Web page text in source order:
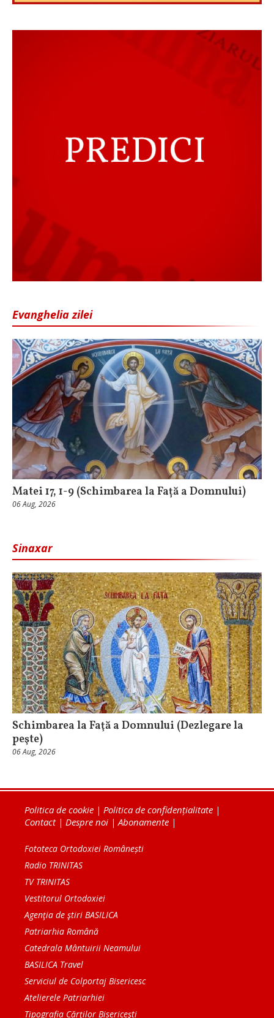
Evanghelia zilei
Matei 17, 1-9 (Schimbarea la Față a Domnului)
06 Aug, 2026
Sinaxar
Schimbarea la Faţă a Domnului (Dezlegare la
peşte)
06 Aug, 2026
Politica de cookie | Politica de confidențialitate |
Contact| Despre noi | Abonamente |
Fototeca Ortodoxiei Românești
Radio TRINITAS
TV TRINITAS
Vestitorul Ortodoxiei
Agenţia de ştiri BASILICA
Patriarhia Română
Catedrala Mântuirii Neamului
BASILICA Travel
Serviciul de Colportaj Bisericesc
Atelierele Patriarhiei
Tipografia Cărţilor Bisericeşti